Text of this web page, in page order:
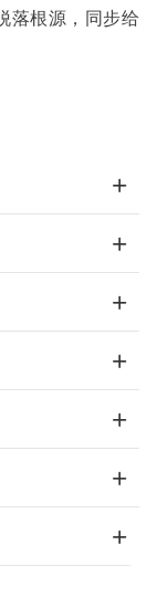
落根源，同步给